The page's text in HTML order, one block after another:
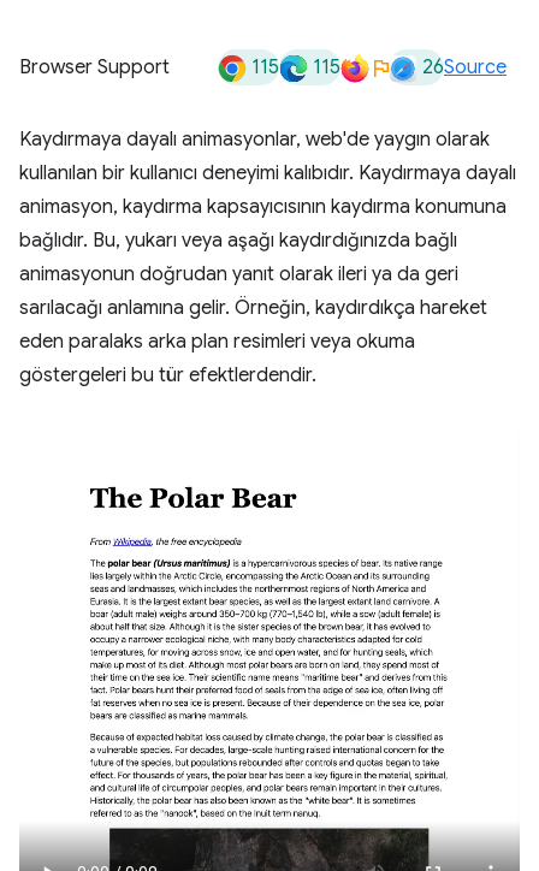
Browser Support 115 115 26Source
Kaydırmaya dayalı animasyonlar, web'de yaygın olarak
kullanılan bir kullanıcı deneyimi kalıbıdır. Kaydırmaya dayalı
animasyon, kaydırma kapsayıcısının kaydırma konumuna
bağlıdır. Bu, yukarı veya aşağı kaydırdığınızda bağlı
animasyonun doğrudan yanıt olarak ileri ya da geri
sarılacağı anlamına gelir. Örneğin, kaydırdıkça hareket
eden paralaks arka plan resimleri veya okuma
göstergeleri bu tür efektlerdendir.